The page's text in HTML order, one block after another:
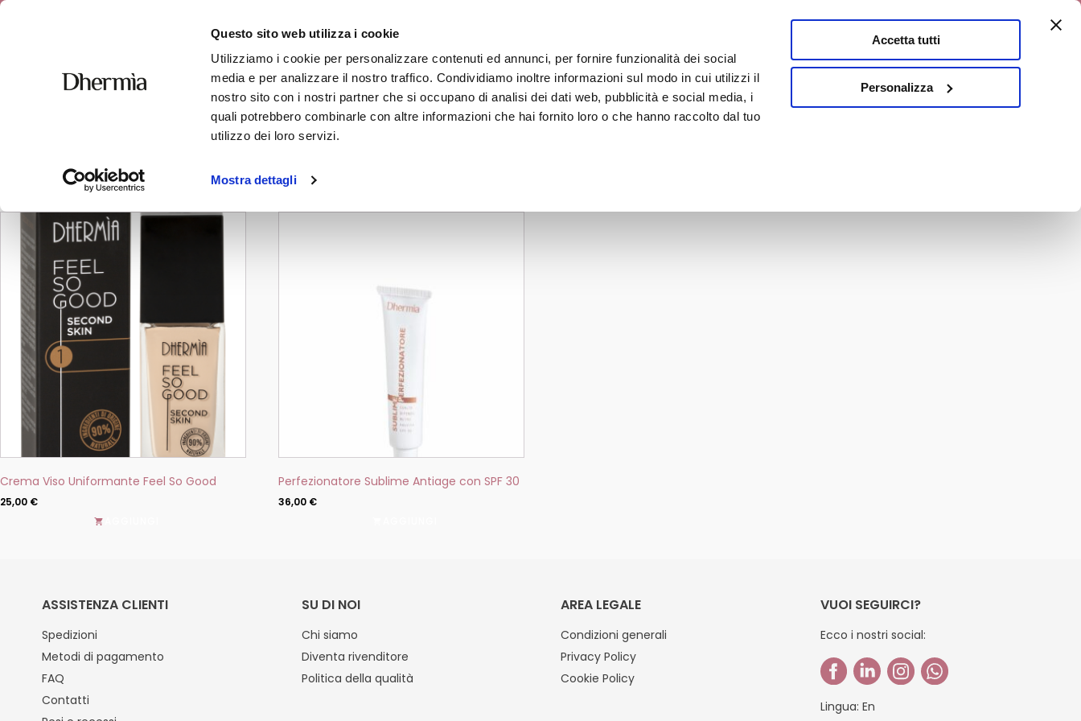
Questo sito web utilizza i cookie
Utilizziamo i cookie per personalizzare contenuti ed annunci, per fornire funzionalità dei social
media e per analizzare il nostro traffico. Condividiamo inoltre informazioni sul modo in cui utilizzi il
nostro sito con i nostri partner che si occupano di analisi dei dati web, pubblicità e social media, i
quali potrebbero combinarle con altre informazioni che hai fornito loro o che hanno raccolto dal tuo
utilizzo dei loro servizi.
Mostra dettagli
Accetta tutti
Personalizza
VISO CORPO CAPELLI SOLARI LINEE
Visualizzazione di 2 risultati
Crema Viso Uniformante Feel So Good
25,00 €
Questo
prodotto
varianti.
opzioni
possono
essere
scelte
nella
pagina
prodotto
Perfezionatore Sublime Antiage con SPF 30
36,00 €
ASSISTENZA CLIENTI
Spedizioni
Metodi di pagamento
FAQ
Contatti
SU DI NOI
Chi siamo
Diventa rivenditore
Politica della qualità
AREA LEGALE
Condizioni generali
Privacy Policy
Cookie Policy
VUOI SEGUIRCI?
Ecco i nostri social:
Lingua: En